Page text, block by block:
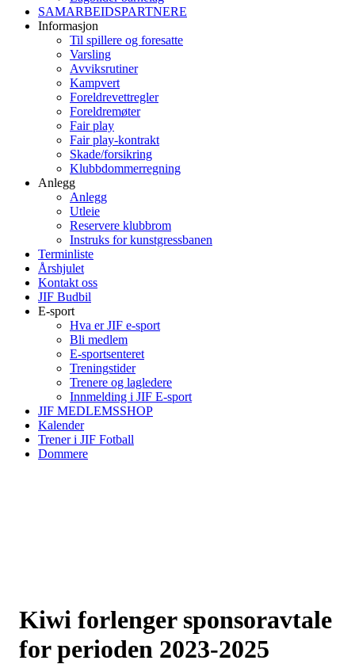
SAMARBEIDSPARTNERE
Informasjon
Til spillere og foresatte
Varsling
Avviksrutiner
Kampvert
Foreldrevettregler
Foreldremøter
Fair play
Fair play-kontrakt
Skade/forsikring
Klubbdommerregning
Anlegg
Anlegg
Utleie
Reservere klubbrom
Instruks for kunstgressbanen
Terminliste
Årshjulet
Kontakt oss
JIF Budbil
E-sport
Hva er JIF e-sport
Bli medlem
E-sportsenteret
Treningstider
Trenere og lagledere
Innmelding i JIF E-sport
JIF MEDLEMSSHOP
Kalender
Trener i JIF Fotball
Dommere
Kiwi forlenger sponsoravtale
for perioden 2023-2025